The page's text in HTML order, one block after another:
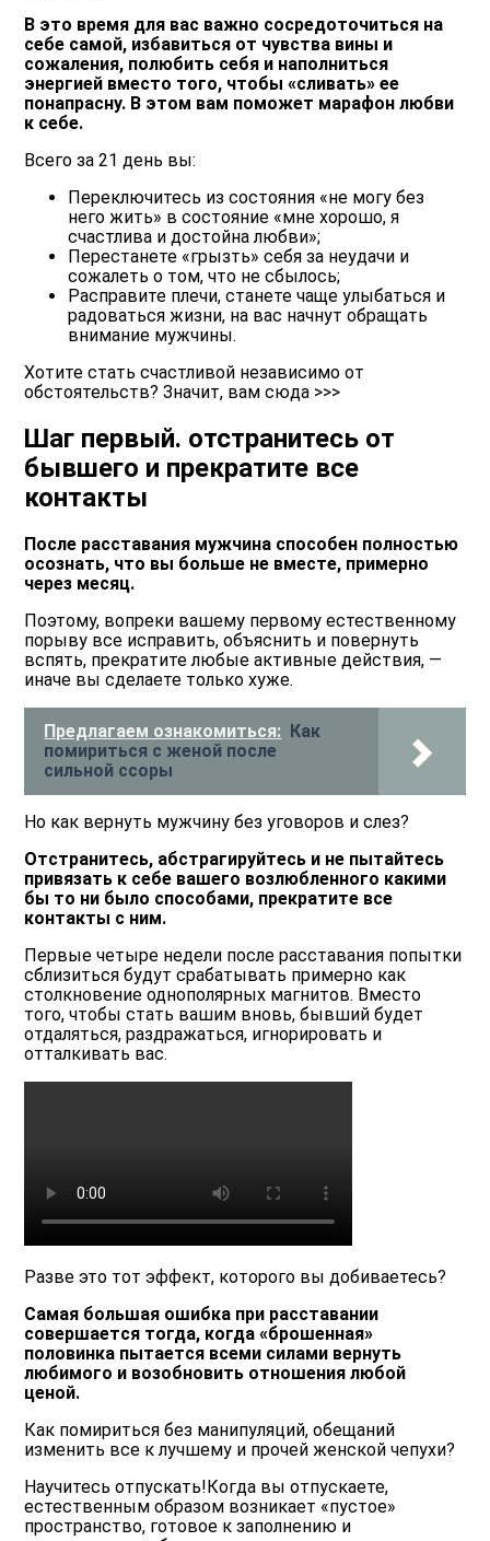
В это время для вас важно сосредоточиться на
себе самой, избавиться от чувства вины и
сожаления, полюбить себя и наполниться
энергией вместо того, чтобы «сливать» ее
понапрасну. В этом вам поможет марафон любви
к себе.
Всего за 21 день вы:
Переключитесь из состояния «не могу без
него жить» в состояние «мне хорошо, я
счастлива и достойна любви»;
Перестанете «грызть» себя за неудачи и
сожалеть о том, что не сбылось;
Расправите плечи, станетечаще улыбаться и
радоваться жизни, на вас начнут обращать
внимание мужчины.
Хотите стать счастливой независимо от
обстоятельств? Значит, вам сюда >>>
Шаг первый. отстранитесь от
бывшего и прекратите все
контакты
После расставания мужчина способен полностью
осознать, что вы больше не вместе, примерно
через месяц.
Поэтому, вопреки вашему первому естественному
порыву все исправить, объяснить и повернуть
вспять, прекратите любые активные действия, ―
иначе вы сделаете только хуже.
Предлагаем ознакомиться: Как
помириться с женой после
сильной ссоры
Но как вернуть мужчину без уговоров и слез?
Отстранитесь, абстрагируйтесь и не пытайтесь
привязать к себе вашего возлюбленного какими
бы то ни было способами, прекратите все
контакты с ним.
Первые четыре недели после расставания попытки
сблизиться будут срабатывать примерно как
столкновение однополярных магнитов. Вместо
того, чтобы стать вашим вновь, бывший будет
отдаляться, раздражаться, игнорировать и
отталкивать вас.
Разве это тот эффект, которого вы добиваетесь?
Самая большая ошибка при расставании
совершается тогда, когда «брошенная»
половинка пытается всеми силами вернуть
любимого и возобновить отношения любой
ценой.
Как помириться без манипуляций, обещаний
изменить все к лучшему и прочей женской чепухи?
Научитесь отпускать!Когда вы отпускаете,
естественным образом возникает «пустое»
пространство, готовое к заполнению и